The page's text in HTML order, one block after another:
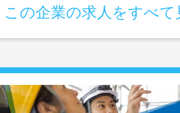
この企業の求人をすべて